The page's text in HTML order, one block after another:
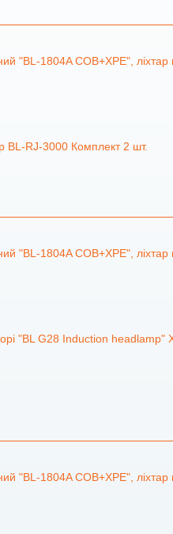
"BL-1804A COB+XPE", ліхтар
BL-RJ-3000 Комплект 2 шт.
"BL-1804A COB+XPE", ліхтар
"BL G28 Induction headlamp"
"BL-1804A COB+XPE", ліхтар